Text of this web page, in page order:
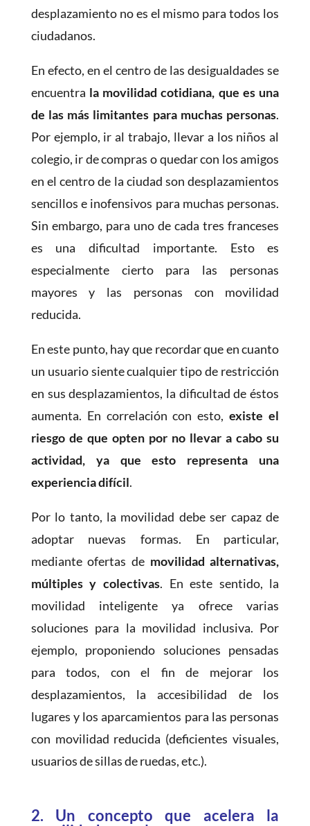
desplazamiento no es el mismo para todos los
ciudadanos.
En efecto, en el centro de las desigualdades se
encuentra la movilidad cotidiana, que es una
de las más limitantes para muchas personas.
Por ejemplo, ir al trabajo, llevar a los niños al
colegio, ir de compras o quedar con los amigos
en el centro de la ciudad son desplazamientos
sencillos e inofensivos para muchas personas.
Sin embargo, para uno de cada tres franceses
es una dificultad importante. Esto es
especialmente cierto para las personas
mayores y las personas con movilidad
reducida.
En este punto, hay que recordar que en cuanto
un usuario siente cualquier tipo de restricción
en sus desplazamientos, la dificultad de éstos
aumenta. En correlación con esto, existe el
riesgo de que opten por no llevar a cabo su
actividad, ya que esto representa una
experiencia difícil.
Por lo tanto, la movilidad debe ser capaz de
adoptar nuevas formas. En particular,
mediante ofertas de movilidad alternativas,
múltiples y colectivas. En este sentido, la
movilidad inteligente ya ofrece varias
soluciones para la movilidad inclusiva. Por
ejemplo, proponiendo soluciones pensadas
para todos, con el fin de mejorar los
desplazamientos, la accesibilidad de los
lugares y los aparcamientos para las personas
con movilidad reducida (deficientes visuales,
usuarios de sillas de ruedas, etc.).
2. Un concepto que acelera la